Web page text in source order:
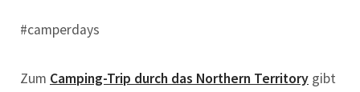
#camperdays
Zum Camping-Trip durch das Northern Territory gibt